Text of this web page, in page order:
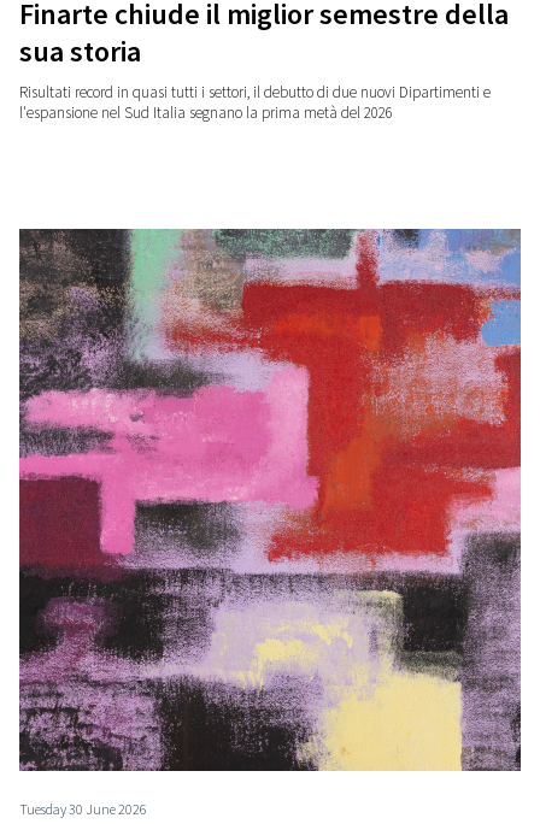
Finarte chiude il miglior semestre della
sua storia
Risultati record in quasi tutti i settori, il debutto di due nuovi Dipartimenti e
l'espansione nel Sud Italia segnano la prima metà del 2026
Tuesday 30 June 2026